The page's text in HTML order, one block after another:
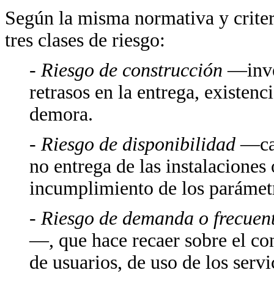
Según la misma normativa y
tres clases de riesgo:
- Riesgo de construcción
retrasos en la entrega,
demora.
- Riesgo de disponibilidad
no entrega de las
incumplimiento de los
- Riesgo de demanda o
—, que hace recaer sobre el
de usuarios, de uso de los